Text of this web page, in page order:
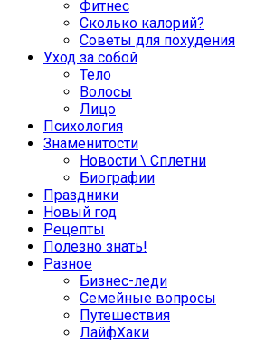
Фитнес
Сколько калорий?
Советы для похудения
Уход за собой
Тело
Волосы
Лицо
Психология
Знаменитости
Новости \ Сплетни
Биографии
Праздники
Новый год
Рецепты
Полезно знать!
Разное
Бизнес-леди
Семейные вопросы
Путешествия
ЛайфХаки